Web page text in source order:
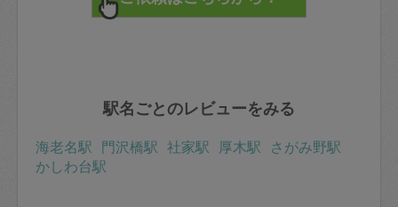
駅名ごとのレビューをみる
海老名駅 門沢橋駅 社家駅 厚木駅 さがみ野駅
かしわ台駅